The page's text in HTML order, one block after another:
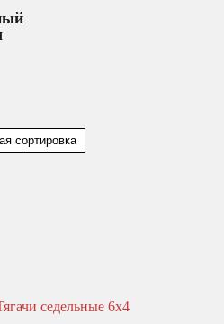
техники грузов и оборудования;
различного
и сельского хозяйства.
седельные 6x4